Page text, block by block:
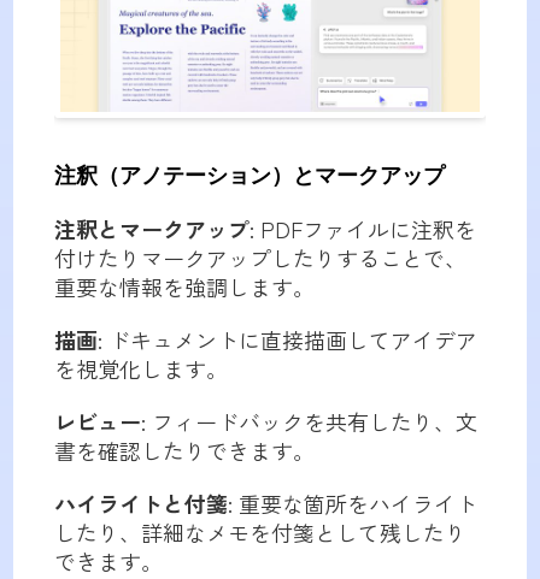
注釈（アノテーション）とマークアップ
注釈とマークアップ: PDFファイルに注釈を
付けたりマークアップしたりすることで、
重要な情報を強調します。
描画: ドキュメントに直接描画してアイデア
を視覚化します。
レビュー: フィードバックを共有したり、文
書を確認したりできます。
ハイライトと付箋: 重要な箇所をハイライト
したり、詳細なメモを付箋として残したり
できます。